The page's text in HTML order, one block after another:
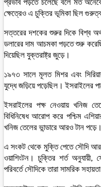
প্রভাব পড়তে চলেছে বলে মত
ক্ষেত্রেও এ চুক্তির ভূমিকা ছিল
সত্তরের দশকের শুরুর দিকে বিশ্ব
ডলারের দাম আচমকা পড়তে শুরু
দিয়েছিল যুক্তরাষ্ট্র জুড়ে।
১৯৭৩ সালে মূলত মিশর এবং
যুদ্ধে জড়িয়ে পড়েছিল। ইসরাইলের
ইসরাইলের পক্ষ নেওয়ায় খনিজ
বিধিনিষেধ আরোপ করে পশ্চিম
খনিজ তেলের ভান্ডারে আরও টান পড়ে।
এ সংকট থেকে মুক্তি পেতে সৌদি
ওয়াশিংটন। চুক্তির শর্ত অনুযায়ী,
পরিবর্তে সৌদিকে তারা সামরিক